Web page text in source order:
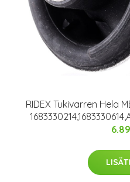
RIDEX Tukivarren Hela